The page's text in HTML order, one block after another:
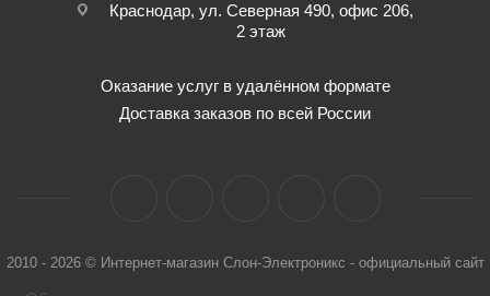
Краснодар, ул. Северная 490, офис 206,
2 этаж
Оказание услуг в удалённом формате
Доставка заказов по всей России
2010 - 2026 © Интернет-магазин Слон-Электроникс - официальный сайт